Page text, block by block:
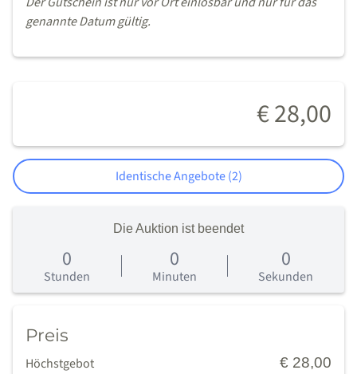
€ 28,00
Identische Angebote (2)
Die Auktion ist beendet
0
Stunden
0
Minuten
0
Sekunden
Preis
Höchstgebot € 28,00
genannte Datum gültig.